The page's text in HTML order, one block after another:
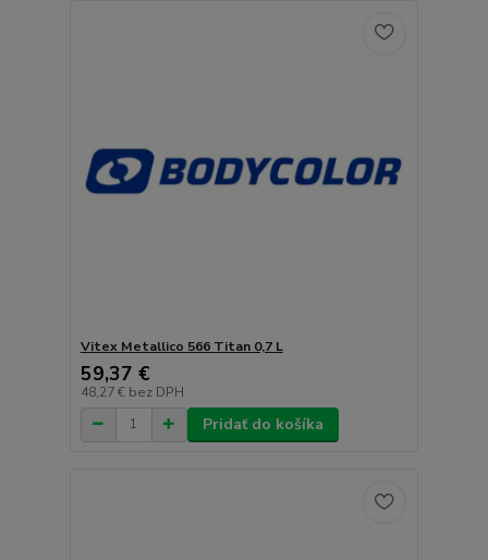
Vitex Metallico 566 Titan 0,7 L
59,37 €
48,27 € bez DPH
Pridať do košíka